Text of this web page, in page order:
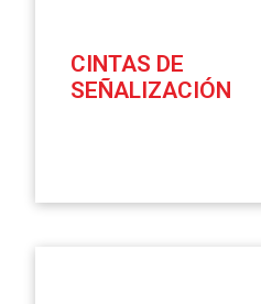
CINTAS DE
SEÑALIZACIÓN